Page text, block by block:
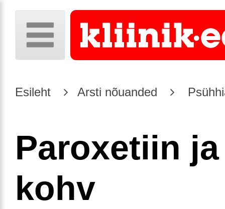
Esileht Arsti nõuanded
Paroxetiin ja
kohv